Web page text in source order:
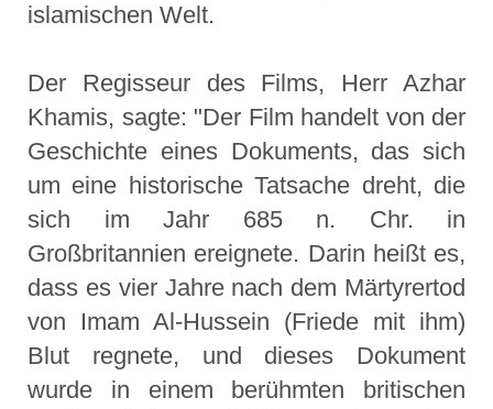
islamischen Welt.
Der Regisseur des Films, Herr Azhar
Khamis, sagte: "Der Film handelt von der
Geschichte eines Dokuments, das sich
um eine historische Tatsache dreht, die
sich im Jahr 685 n. Chr. in
Großbritannien ereignete. Darin heißt es,
dass es vier Jahre nach dem Märtyrertod
von Imam Al-Hussein (Friede mit ihm)
Blut regnete, und dieses Dokument
wurde in einem berühmten britischen